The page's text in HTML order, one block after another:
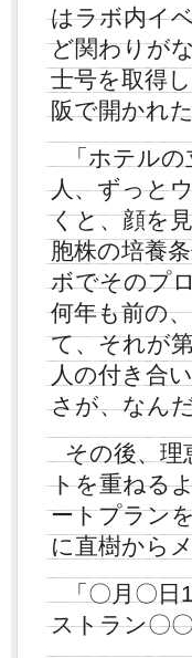
はラボ内イ
ど関わりが
士号を取得
阪で開かれ
「ホテル
人、ずっと
くと、顔を
胞株の培養
ボでそのプ
何年も前の
て、それが
人の付き合
さが、なん
その後、理
トを重ねる
ートプラン
に直樹から
「〇月〇
ストラン〇